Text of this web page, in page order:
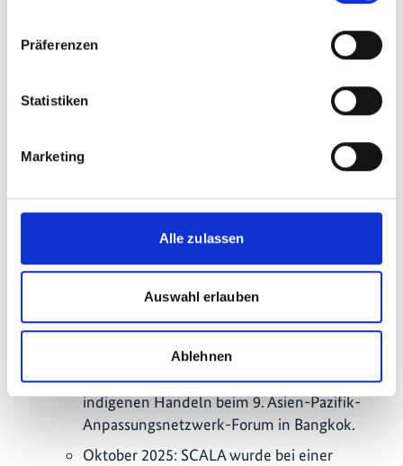
Präferenzen
Statistiken
Marketing
Alle zulassen
Auswahl erlauben
Ablehnen
Beschleunigung der Transition zu einer
naturpositiven Wirtschaft (Costa Rica,
Facility (PSEF): Veröffentlichung von
Kompost (Grenada) und nachhaltig
Ergebnisse sollen weiterhin für
Finanzierung, Politikentwicklung und
private Beteiligung genutzt werden
und Fachsitzungen zu transformationaler
Anpassung in Agrar- und
Ernährungssystemen sowie lokalem
indigenen Handeln beim 9. Asien-Pazifik-
Anpassungsnetzwerk-Forum in Bangkok.
Oktober 2025: SCALA wurde bei einer